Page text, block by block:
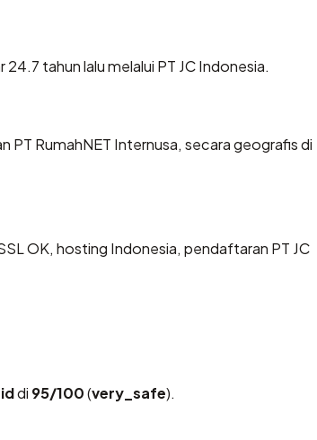
tahun lalu melalui PT JC Indonesia.
PT RumahNET Internusa, secara geografis di
OK, hosting Indonesia, pendaftaran PT JC
di 95/100(very_safe).